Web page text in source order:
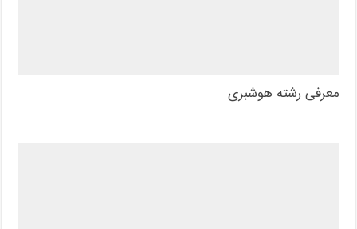
معرفی رشته هوشبری